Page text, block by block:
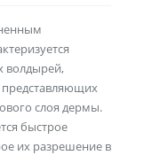
волдырей,
слоя дермы.
быстрое
их разрешение в